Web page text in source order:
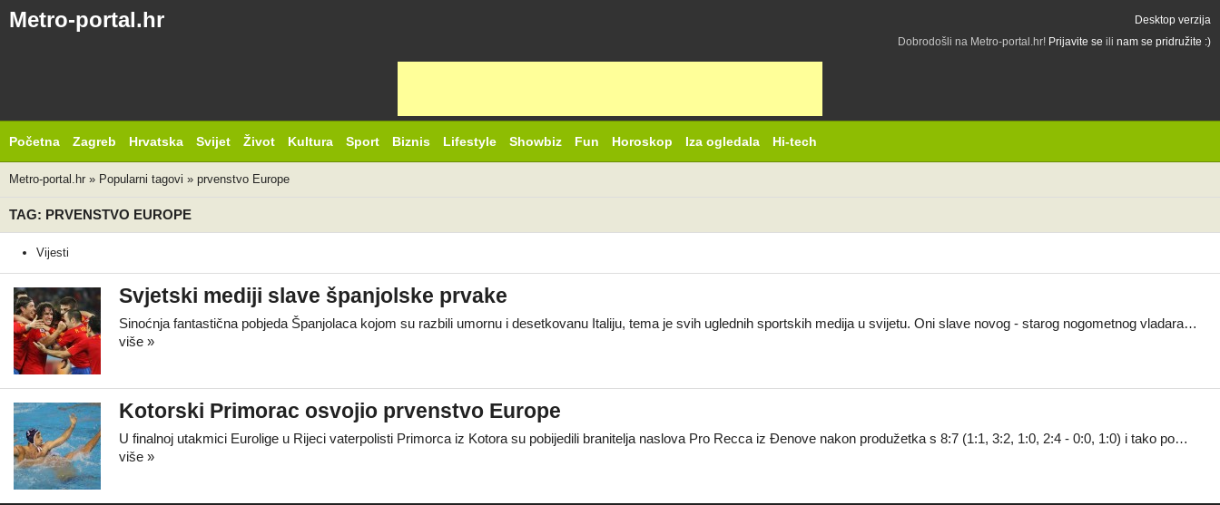
Metro-portal.hr
Desktop verzija
Dobrodošli na Metro-portal.hr! Prijavite se ili nam se pridružite :)
Početna Zagreb Hrvatska Svijet Život Kultura Sport Biznis Lifestyle Showbiz Fun Horoskop Iza ogledala Hi-tech
Metro-portal.hr » Popularni tagovi » prvenstvo Europe
TAG: PRVENSTVO EUROPE
Vijesti
Svjetski mediji slave španjolske prvake
Sinoćnja fantastična pobjeda Španjolaca kojom su razbili umornu i desetkovanu Italiju, tema je svih uglednih sportskih medija u svijetu. Oni slave novog - starog nogometnog vladara…
više »
Kotorski Primorac osvojio prvenstvo Europe
U finalnoj utakmici Eurolige u Rijeci vaterpolisti Primorca iz Kotora su pobijedili branitelja naslova Pro Recca iz Đenove nakon produžetka s 8:7 (1:1, 3:2, 1:0, 2:4 - 0:0, 1:0) i tako po…
više »